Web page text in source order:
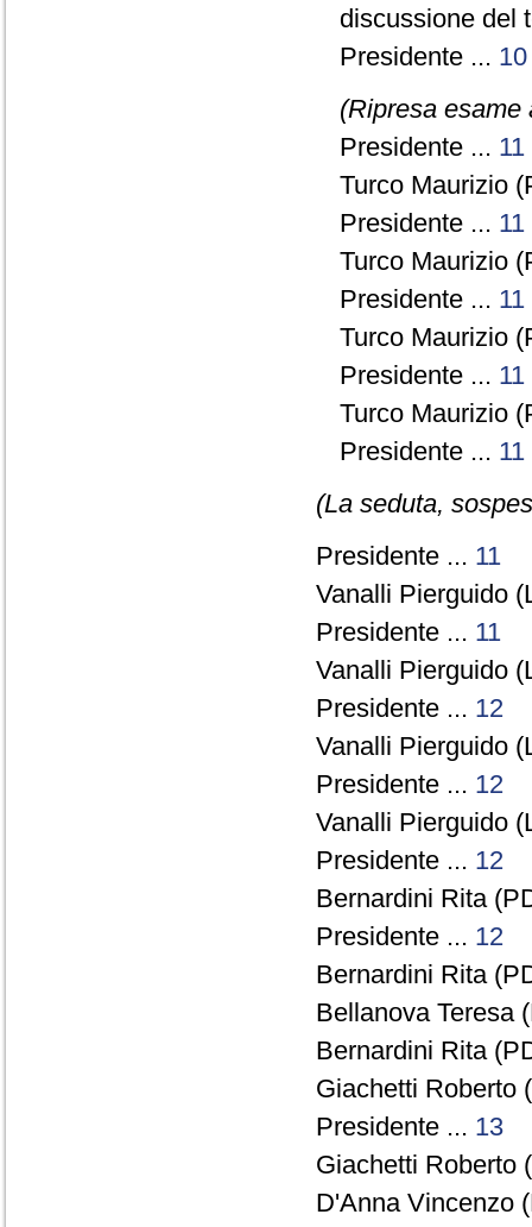
discussione del
Presidente ... 10
(Ripresa esame
Presidente ... 11
Turco Maurizio
Presidente ... 11
Turco Maurizio
Presidente ... 11
Turco Maurizio
Presidente ... 11
Turco Maurizio
Presidente ... 11
(La seduta,
Presidente ... 11
Vanalli Pierguido
Presidente ... 11
Vanalli Pierguido
Presidente ... 12
Vanalli Pierguido
Presidente ... 12
Vanalli Pierguido
Presidente ... 12
Bernardini Rita
Presidente ... 12
Bernardini Rita
Bellanova Teresa
Bernardini Rita
Giachetti Roberto
Presidente ... 13
Giachetti Roberto
D'Anna Vincenzo